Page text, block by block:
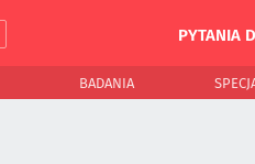
PYTANIA
BADANIA